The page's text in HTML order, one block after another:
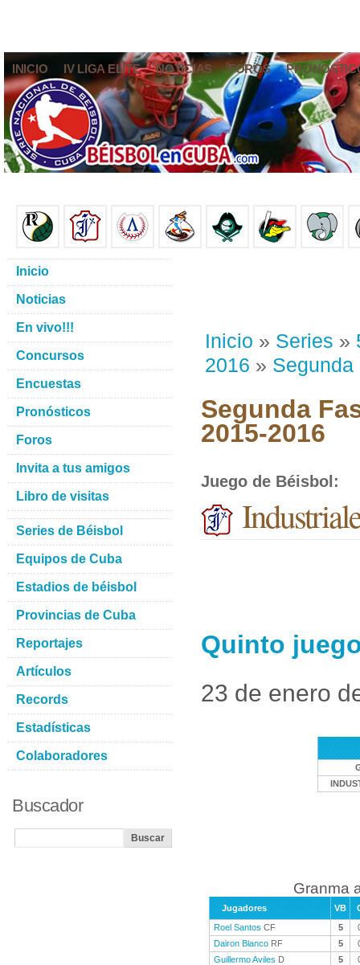
INICIO IV LIGA ELITE NOTICIAS FOROS
Inicio » Series »
2016 » Segunda
Segunda
2015-2016
Juego de Béisbol :
Quinto
23 de enero
Granma
Jugadores VB
Roel Santos CF 5
Dairon Blanco RF 5
Guillermo Aviles D 5
Inicio
Noticias
En vivo!!!
Concursos
Encuestas
Pronósticos
Foros
Invita a tus amigos
Libro de visitas
Series de Béisbol
Equipos de Cuba
Estadios de béisbol
Provincias de Cuba
Reportajes
Artículos
Records
Estadísticas
Colaboradores
Buscador